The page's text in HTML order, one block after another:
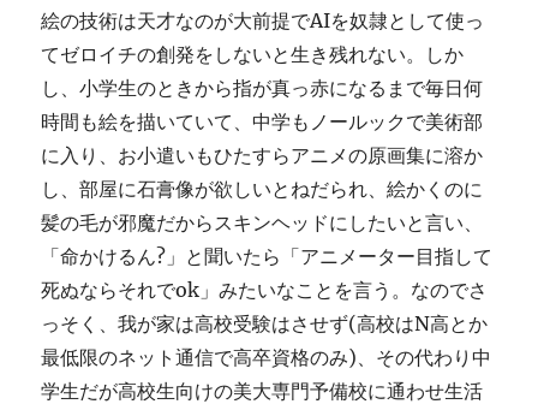
絵の技術は天才なのが大前提でAIを奴隷として使っ
てゼロイチの創発をしないと生き残れない。しか
し、小学生のときから指が真っ赤になるまで毎日何
時間も絵を描いていて、中学もノールックで美術部
に入り、お小遣いもひたすらアニメの原画集に溶か
し、部屋に石膏像が欲しいとねだられ、絵かくのに
髪の毛が邪魔だからスキンヘッドにしたいと言い、
「命かけるん?」と聞いたら「アニメーター目指して
死ぬならそれでok」みたいなことを言う。なのでさ
っそく、我が家は高校受験はさせず(高校はN高とか
最低限のネット通信で高卒資格のみ)、その代わり中
学生だが高校生向けの美大専門予備校に通わせ生活